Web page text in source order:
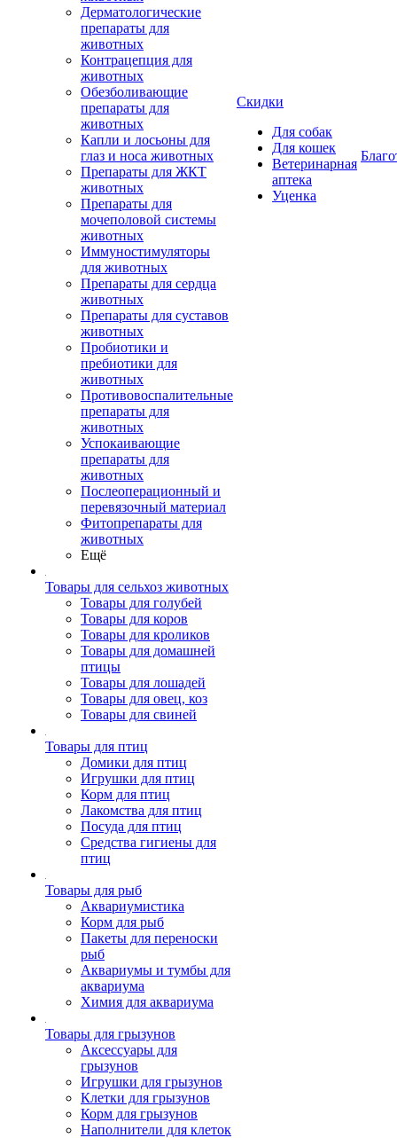
Дерматологические
препараты для
животных
Контрацепция для
животных
Обезболивающие
препараты для
животных
Капли и лосьоны для
глаз и носа животных
Препараты для ЖКТ
животных
Препараты для
мочеполовой системы
животных
Иммуностимуляторы
для животных
Препараты для сердца
животных
Препараты для суставов
животных
Пробиотики и
пребиотики для
животных
Противовоспалительные
препараты для
животных
Успокаивающие
препараты для
животных
Послеоперационный и
перевязочный материал
Фитопрепараты для
животных
Ещё
Товары для сельхоз животных
Товары для голубей
Товары для коров
Товары для кроликов
Товары для домашней
птицы
Товары для лошадей
Товары для овец, коз
Товары для свиней
Товары для птиц
Домики для птиц
Игрушки для птиц
Корм для птиц
Лакомства для птиц
Посуда для птиц
Средства гигиены для
птиц
Товары для рыб
Аквариумистика
Корм для рыб
Пакеты для переноски
рыб
Аквариумы и тумбы для
аквариума
Химия для аквариума
Товары для грызунов
Аксессуары для
грызунов
Игрушки для грызунов
Клетки для грызунов
Корм для грызунов
Наполнители для клеток
Скидки
Для собак
Для кошек
Ветеринарная
аптека
Уценка